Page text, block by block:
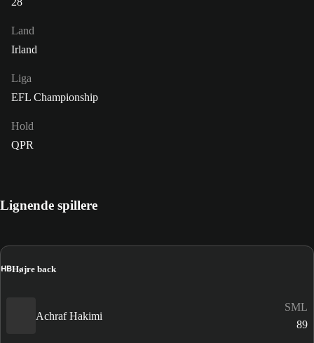
Land
Irland
Liga
EFL Championship
Hold
QPR
Lignende spillere
HBHøjre back
Achraf Hakimi
SML
89